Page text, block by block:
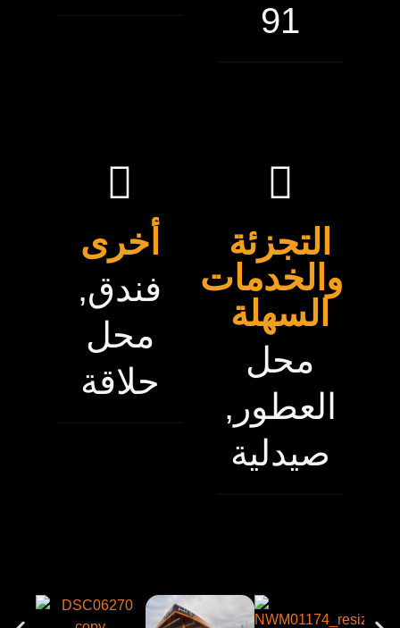
91
التجزئة
والخدمات
السهلة
محل
العطور,
صيدلية
أخرى
فندق,
محل
حلاقة